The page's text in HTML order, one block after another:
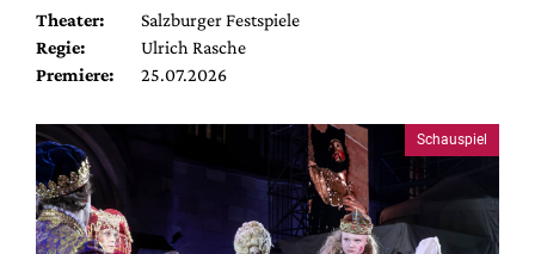
Theater:
Salzburger Festspiele
Regie:
Ulrich Rasche
Premiere:
25.07.2026
Schauspiel